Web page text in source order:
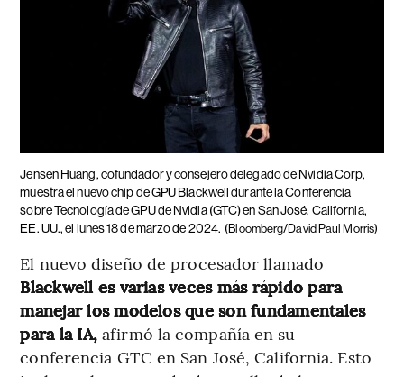
Jensen Huang, cofundador y consejero delegado de Nvidia Corp,
muestra el nuevo chip de GPU Blackwell durante la Conferencia
sobre Tecnología de GPU de Nvidia (GTC) en San José, California,
EE. UU., el lunes 18 de marzo de 2024. (Bloomberg/David Paul Morris)
El nuevo diseño de procesador llamado
Blackwell es varias veces más rápido para
manejar los modelos que son fundamentales
para la IA, afirmó la compañía en su
conferencia GTC en San José, California. Esto